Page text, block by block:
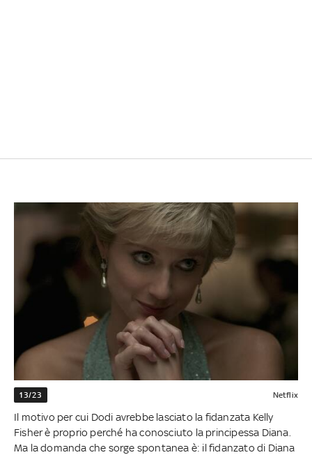
13/23 Netflix
Il motivo per cui Dodi avrebbe lasciato la fidanzata Kelly
Fisher è proprio perché ha conosciuto la principessa Diana.
Ma la domanda che sorge spontanea è: il fidanzato di Diana